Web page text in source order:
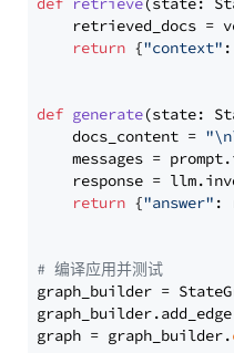
retrieved_docs =
return {"context"
def generate(state:
    docs_content =
messages =
response =
return {"answer" :
# 编译应用并测试
graph_builder =
graph = graph_builder.